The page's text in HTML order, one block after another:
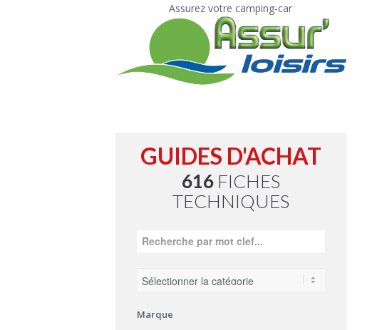
Assurez votre camping-car
GUIDES D'ACHAT
616FICHES
TECHNIQUES
Marque